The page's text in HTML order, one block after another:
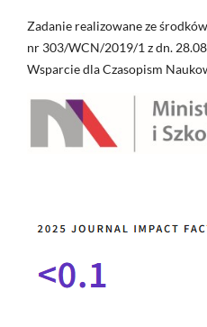
Zadanie realizowane ze
nr 303/WCN/2019/1 z dn.
Wsparcie dla Czasopism